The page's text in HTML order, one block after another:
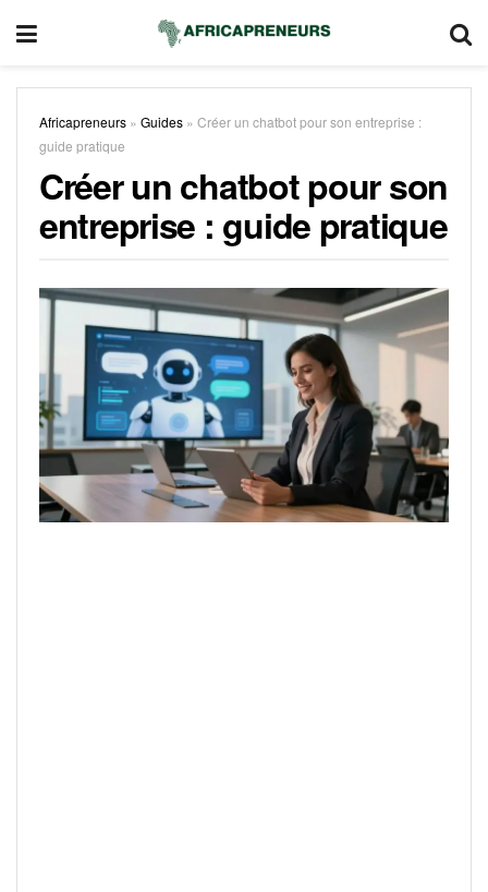
Africapreneurs » Guides » Créer un chatbot pour son entreprise :
guide pratique
Créer un chatbot pour son
entreprise : guide pratique